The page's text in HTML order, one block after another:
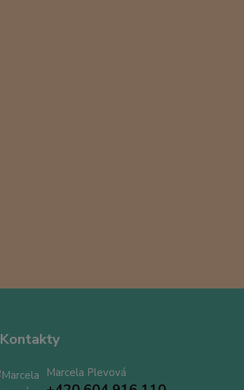
Kontakty
Marcela Plevová